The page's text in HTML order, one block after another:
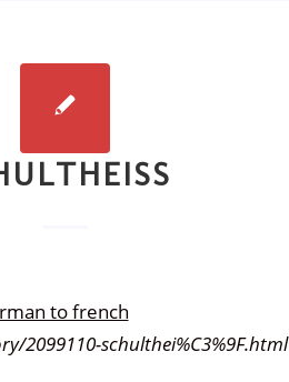
to french
2099110-schulthei%C3%9F.html